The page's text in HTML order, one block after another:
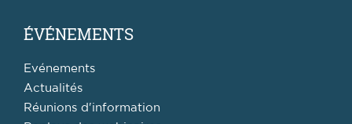
ÉVÉNEMENTS
Evénements
Actualités
Réunions d'information